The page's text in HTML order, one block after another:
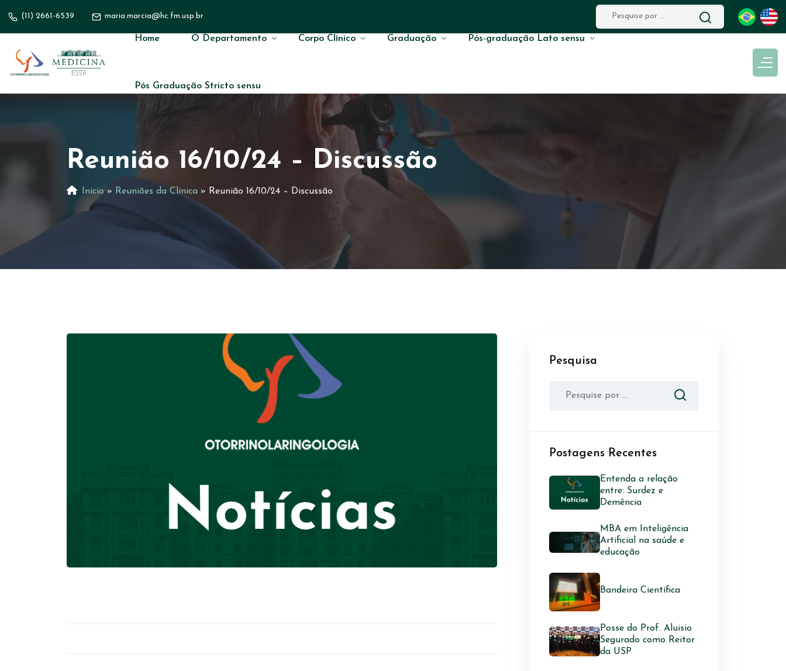
(11) 2661-6539 maria.marcia@hc.fm.usp.br
Home O Departamento Corpo Clínico Graduação Pós-graduação Lato sensu
Pós Graduação Stricto sensu
Reunião 16/10/24 – Discussão
Início » Reuniões da Clínica » Reunião 16/10/24 – Discussão
Pesquisa
Postagens Recentes
Entenda a relação
entre: Surdez e
Demência
MBA em Inteligência
Artificial na saúde e
educação
Bandeira Científica
Posse do Prof. Aluisio
Segurado como Reitor
da USP